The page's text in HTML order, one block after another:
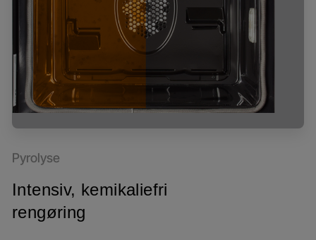
Pyrolyse
Intensiv, kemikaliefri
rengøring